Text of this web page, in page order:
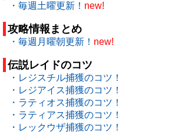
・毎週土曜更新！ new!
攻略情報まとめ
・毎週月曜朝更新！ new!
伝説レイドのコツ
・レジスチル捕獲のコツ！
・レジアイス捕獲のコツ！
・ラティオス捕獲のコツ！
・ラティアス捕獲のコツ！
・レックウザ捕獲のコツ！